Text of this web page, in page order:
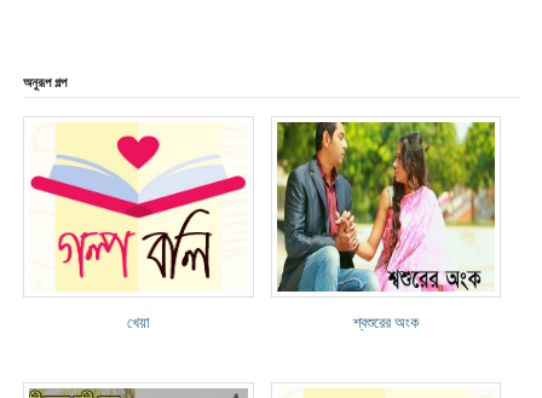
অনুরূপ গল্প
খেয়া শ্বশুরের অংক